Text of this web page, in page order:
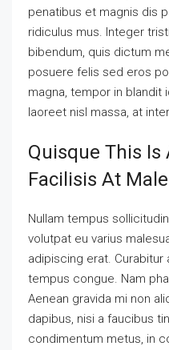
penatibus et magnis dis
ridiculus mus. Integer
bibendum, quis dictum
posuere felis sed eros
magna, tempor in blandit
laoreet nisl massa, at
Quisque This Is
Facilisis At
Nullam tempus
volutpat eu varius
adipiscing erat.
tempus congue. Nam
Aenean gravida mi non
dapibus, nisi a faucibus
condimentum metus, in